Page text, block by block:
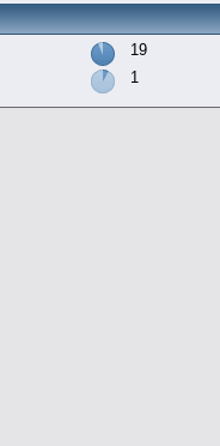
19
1